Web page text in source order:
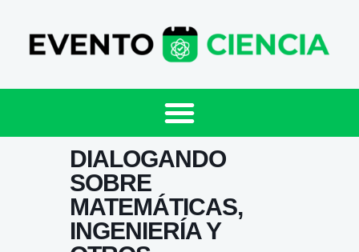
DIALOGANDO
SOBRE
MATEMÁTICAS,
INGENIERÍA Y